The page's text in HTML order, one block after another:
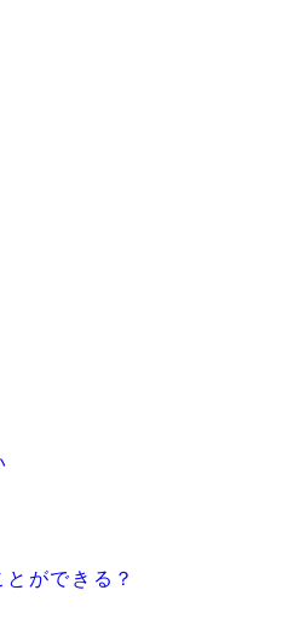
ができる？